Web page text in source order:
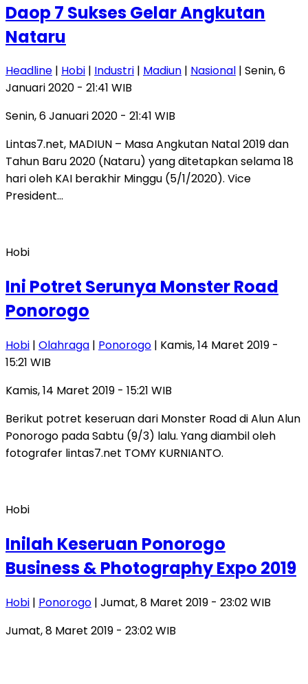
Daop 7 Sukses Gelar Angkutan
Nataru
Headline | Hobi | Industri | Madiun | Nasional | Senin, 6
Januari 2020 - 21:41 WIB
Senin, 6 Januari 2020 - 21:41 WIB
Lintas7.net, MADIUN – Masa Angkutan Natal 2019 dan
Tahun Baru 2020 (Nataru) yang ditetapkan selama 18
hari oleh KAI berakhir Minggu (5/1/2020). Vice
President…
Hobi
Ini Potret Serunya Monster Road
Ponorogo
Hobi | Olahraga | Ponorogo | Kamis, 14 Maret 2019 -
15:21 WIB
Kamis, 14 Maret 2019 - 15:21 WIB
Berikut potret keseruan dari Monster Road di Alun Alun
Ponorogo pada Sabtu (9/3) lalu. Yang diambil oleh
fotografer lintas7.net TOMY KURNIANTO.
Hobi
Inilah Keseruan Ponorogo
Business & Photography Expo 2019
Hobi | Ponorogo | Jumat, 8 Maret 2019 - 23:02 WIB
Jumat, 8 Maret 2019 - 23:02 WIB